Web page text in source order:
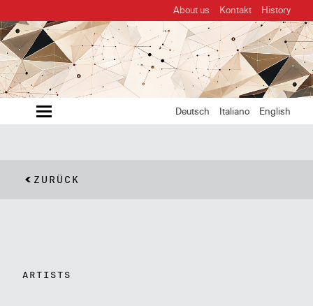
About us Kontakt History
Deutsch Italiano English
ZURÜCK
ARTISTS